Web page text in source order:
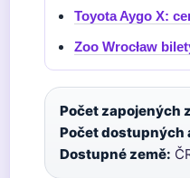
Toyota Aygo X:
Zoo Wrocław
Počet zapojených
Počet dostupných
Dostupné země: